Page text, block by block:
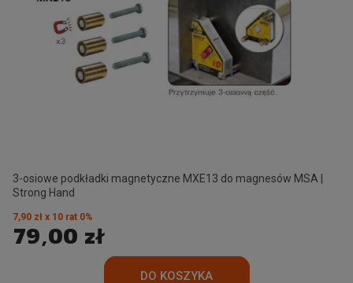
3-osiowe podkładki magnetyczne MXE13 do magnesów MSA |
Strong Hand
79,00 zł
7,90 zł x 10 rat 0%